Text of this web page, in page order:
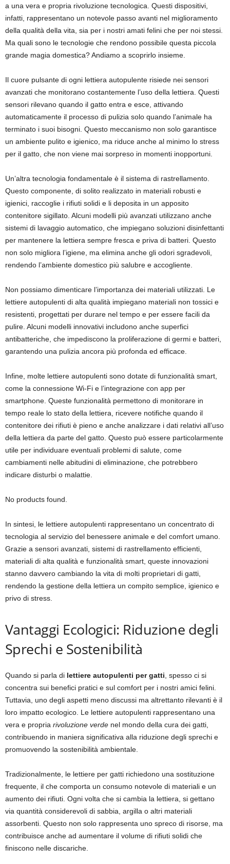
a una vera e propria rivoluzione tecnologica. Questi dispositivi,
infatti, rappresentano un notevole passo avanti nel miglioramento
della qualità della vita, sia per i nostri amati felini che per noi stessi.
Ma quali sono le tecnologie che rendono possibile questa piccola
grande magia domestica? Andiamo a scoprirlo insieme.
Il cuore pulsante di ogni lettiera autopulente risiede nei sensori
avanzati che monitorano costantemente l’uso della lettiera. Questi
sensori rilevano quando il gatto entra e esce, attivando
automaticamente il processo di pulizia solo quando l’animale ha
terminato i suoi bisogni. Questo meccanismo non solo garantisce
un ambiente pulito e igienico, ma riduce anche al minimo lo stress
per il gatto, che non viene mai sorpreso in momenti inopportuni.
Un’altra tecnologia fondamentale è il sistema di rastrellamento.
Questo componente, di solito realizzato in materiali robusti e
igienici, raccoglie i rifiuti solidi e li deposita in un apposito
contenitore sigillato. Alcuni modelli più avanzati utilizzano anche
sistemi di lavaggio automatico, che impiegano soluzioni disinfettanti
per mantenere la lettiera sempre fresca e priva di batteri. Questo
non solo migliora l’igiene, ma elimina anche gli odori sgradevoli,
rendendo l’ambiente domestico più salubre e accogliente.
Non possiamo dimenticare l’importanza dei materiali utilizzati. Le
lettiere autopulenti di alta qualità impiegano materiali non tossici e
resistenti, progettati per durare nel tempo e per essere facili da
pulire. Alcuni modelli innovativi includono anche superfici
antibatteriche, che impediscono la proliferazione di germi e batteri,
garantendo una pulizia ancora più profonda ed efficace.
Infine, molte lettiere autopulenti sono dotate di funzionalità smart,
come la connessione Wi-Fi e l’integrazione con app per
smartphone. Queste funzionalità permettono di monitorare in
tempo reale lo stato della lettiera, ricevere notifiche quando il
contenitore dei rifiuti è pieno e anche analizzare i dati relativi all’uso
della lettiera da parte del gatto. Questo può essere particolarmente
utile per individuare eventuali problemi di salute, come
cambiamenti nelle abitudini di eliminazione, che potrebbero
indicare disturbi o malattie.
No products found.
In sintesi, le lettiere autopulenti rappresentano un concentrato di
tecnologia al servizio del benessere animale e del comfort umano.
Grazie a sensori avanzati, sistemi di rastrellamento efficienti,
materiali di alta qualità e funzionalità smart, queste innovazioni
stanno davvero cambiando la vita di molti proprietari di gatti,
rendendo la gestione della lettiera un compito semplice, igienico e
privo di stress.
Vantaggi Ecologici: Riduzione degli
Sprechi e Sostenibilità
Quando si parla di lettiere autopulenti per gatti , spesso ci si
concentra sui benefici pratici e sul comfort per i nostri amici felini.
Tuttavia, uno degli aspetti meno discussi ma altrettanto rilevanti è il
loro impatto ecologico. Le lettiere autopulenti rappresentano una
vera e propria rivoluzione verde nel mondo della cura dei gatti,
contribuendo in maniera significativa alla riduzione degli sprechi e
promuovendo la sostenibilità ambientale.
Tradizionalmente, le lettiere per gatti richiedono una sostituzione
frequente, il che comporta un consumo notevole di materiali e un
aumento dei rifiuti. Ogni volta che si cambia la lettiera, si gettano
via quantità considerevoli di sabbia, argilla o altri materiali
assorbenti. Questo non solo rappresenta uno spreco di risorse, ma
contribuisce anche ad aumentare il volume di rifiuti solidi che
finiscono nelle discariche.